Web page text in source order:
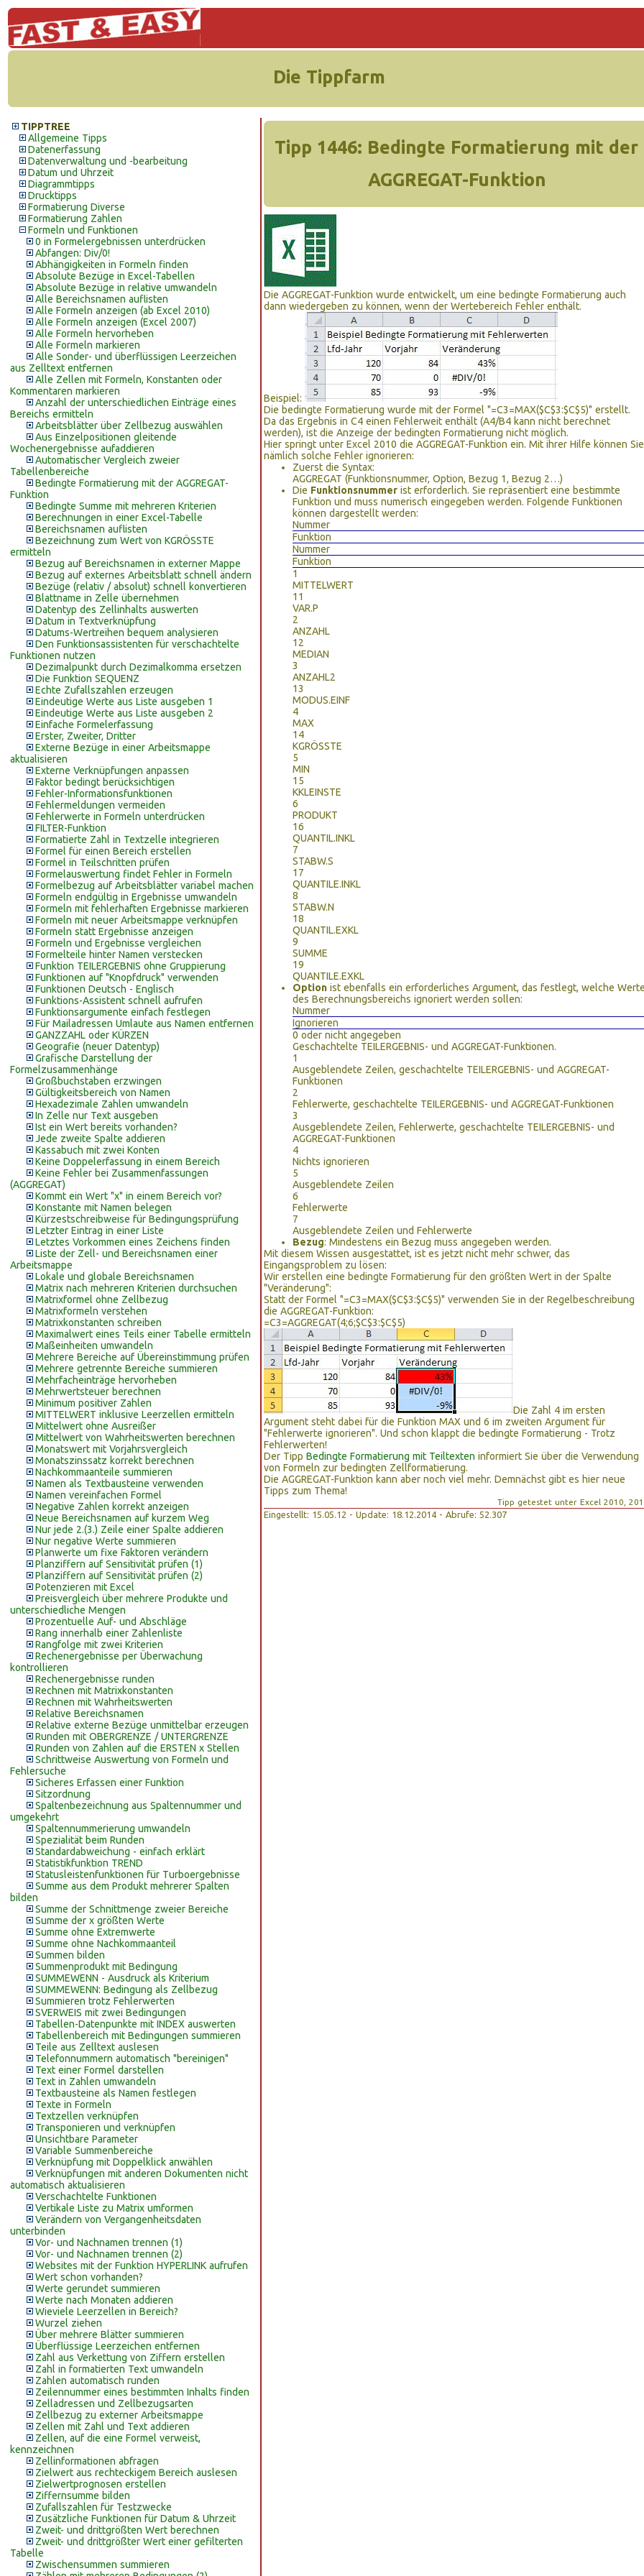
Die Tippfarm
TIPPTREE
Allgemeine Tipps
Datenerfassung
Datenverwaltung und -bearbeitung
Datum und Uhrzeit
Diagrammtipps
Drucktipps
Formatierung Diverse
Formatierung Zahlen
Formeln und Funktionen
0 in Formelergebnissen unterdrücken
Abfangen: Div/0!
Abhängigkeiten in Formeln finden
Absolute Bezüge in Excel-Tabellen
Absolute Bezüge in relative umwandeln
Alle Bereichsnamen auflisten
Alle Formeln anzeigen (ab Excel 2010)
Alle Formeln anzeigen (Excel 2007)
Alle Formeln hervorheben
Alle Formeln markieren
Alle Sonder- und überflüssigen Leerzeichen
aus Zelltext entfernen
Alle Zellen mit Formeln, Konstanten oder
Kommentaren markieren
Anzahl der unterschiedlichen Einträge eines
Bereichs ermitteln
Arbeitsblätter über Zellbezug auswählen
Aus Einzelpositionen gleitende
Wochenergebnisse aufaddieren
Automatischer Vergleich zweier
Tabellenbereiche
Bedingte Formatierung mit der AGGREGAT-
Funktion
Bedingte Summe mit mehreren Kriterien
Berechnungen in einer Excel-Tabelle
Bereichsnamen auflisten
Bezeichnung zum Wert von KGRÖSSTE
ermitteln
Bezug auf Bereichsnamen in externer Mappe
Bezug auf externes Arbeitsblatt schnell ändern
Bezüge (relativ / absolut) schnell konvertieren
Blattname in Zelle übernehmen
Datentyp des Zellinhalts auswerten
Datum in Textverknüpfung
Datums-Wertreihen bequem analysieren
Den Funktionsassistenten für verschachtelte
Funktionen nutzen
Dezimalpunkt durch Dezimalkomma ersetzen
Die Funktion SEQUENZ
Echte Zufallszahlen erzeugen
Eindeutige Werte aus Liste ausgeben 1
Eindeutige Werte aus Liste ausgeben 2
Einfache Formelerfassung
Erster, Zweiter, Dritter
Externe Bezüge in einer Arbeitsmappe
aktualisieren
Externe Verknüpfungen anpassen
Faktor bedingt berücksichtigen
Fehler-Informationsfunktionen
Fehlermeldungen vermeiden
Fehlerwerte in Formeln unterdrücken
FILTER-Funktion
Formatierte Zahl in Textzelle integrieren
Formel für einen Bereich erstellen
Formel in Teilschritten prüfen
Formelauswertung findet Fehler in Formeln
Formelbezug auf Arbeitsblätter variabel machen
Formeln endgültig in Ergebnisse umwandeln
Formeln mit fehlerhaften Ergebnisse markieren
Formeln mit neuer Arbeitsmappe verknüpfen
Formeln statt Ergebnisse anzeigen
Formeln und Ergebnisse vergleichen
Formelteile hinter Namen verstecken
Funktion TEILERGEBNIS ohne Gruppierung
Funktionen auf "Knopfdruck" verwenden
Funktionen Deutsch - Englisch
Funktions-Assistent schnell aufrufen
Funktionsargumente einfach festlegen
Für Mailadressen Umlaute aus Namen entfernen
GANZZAHL oder KÜRZEN
Geografie (neuer Datentyp)
Grafische Darstellung der
Formelzusammenhänge
Großbuchstaben erzwingen
Gültigkeitsbereich von Namen
Hexadezimale Zahlen umwandeln
In Zelle nur Text ausgeben
Ist ein Wert bereits vorhanden?
Jede zweite Spalte addieren
Kassabuch mit zwei Konten
Keine Doppelerfassung in einem Bereich
Keine Fehler bei Zusammenfassungen
(AGGREGAT)
Kommt ein Wert "x" in einem Bereich vor?
Konstante mit Namen belegen
Kürzestschreibweise für Bedingungsprüfung
Letzter Eintrag in einer Liste
Letztes Vorkommen eines Zeichens finden
Liste der Zell- und Bereichsnamen einer
Arbeitsmappe
Lokale und globale Bereichsnamen
Matrix nach mehreren Kriterien durchsuchen
Matrixformel ohne Zellbezug
Matrixformeln verstehen
Matrixkonstanten schreiben
Maximalwert eines Teils einer Tabelle ermitteln
Maßeinheiten umwandeln
Mehrere Bereiche auf Übereinstimmung prüfen
Mehrere getrennte Bereiche summieren
Mehrfacheinträge hervorheben
Mehrwertsteuer berechnen
Minimum positiver Zahlen
MITTELWERT inklusive Leerzellen ermitteln
Mittelwert ohne Ausreißer
Mittelwert von Wahrheitswerten berechnen
Monatswert mit Vorjahrsvergleich
Monatszinssatz korrekt berechnen
Nachkommaanteile summieren
Namen als Textbausteine verwenden
Namen vereinfachen Formel
Negative Zahlen korrekt anzeigen
Neue Bereichsnamen auf kurzem Weg
Nur jede 2.(3.) Zeile einer Spalte addieren
Nur negative Werte summieren
Planwerte um fixe Faktoren verändern
Planziffern auf Sensitivität prüfen (1)
Planziffern auf Sensitivität prüfen (2)
Potenzieren mit Excel
Preisvergleich über mehrere Produkte und
unterschiedliche Mengen
Prozentuelle Auf- und Abschläge
Rang innerhalb einer Zahlenliste
Rangfolge mit zwei Kriterien
Rechenergebnisse per Überwachung
kontrollieren
Rechenergebnisse runden
Rechnen mit Matrixkonstanten
Rechnen mit Wahrheitswerten
Relative Bereichsnamen
Relative externe Bezüge unmittelbar erzeugen
Runden mit OBERGRENZE / UNTERGRENZE
Runden von Zahlen auf die ERSTEN x Stellen
Schrittweise Auswertung von Formeln und
Fehlersuche
Sicheres Erfassen einer Funktion
Sitzordnung
Spaltenbezeichnung aus Spaltennummer und
umgekehrt
Spaltennummerierung umwandeln
Spezialität beim Runden
Standardabweichung - einfach erklärt
Statistikfunktion TREND
Statusleistenfunktionen für Turboergebnisse
Summe aus dem Produkt mehrerer Spalten
bilden
Summe der Schnittmenge zweier Bereiche
Summe der x größten Werte
Summe ohne Extremwerte
Summe ohne Nachkommaanteil
Summen bilden
Summenprodukt mit Bedingung
SUMMEWENN - Ausdruck als Kriterium
SUMMEWENN: Bedingung als Zellbezug
Summieren trotz Fehlerwerten
SVERWEIS mit zwei Bedingungen
Tabellen-Datenpunkte mit INDEX auswerten
Tabellenbereich mit Bedingungen summieren
Teile aus Zelltext auslesen
Telefonnummern automatisch "bereinigen"
Text einer Formel darstellen
Text in Zahlen umwandeln
Textbausteine als Namen festlegen
Texte in Formeln
Textzellen verknüpfen
Transponieren und verknüpfen
Unsichtbare Parameter
Variable Summenbereiche
Verknüpfung mit Doppelklick anwählen
Verknüpfungen mit anderen Dokumenten nicht
automatisch aktualisieren
Verschachtelte Funktionen
Vertikale Liste zu Matrix umformen
Verändern von Vergangenheitsdaten
unterbinden
Vor- und Nachnamen trennen (1)
Vor- und Nachnamen trennen (2)
Websites mit der Funktion HYPERLINK aufrufen
Wert schon vorhanden?
Werte gerundet summieren
Werte nach Monaten addieren
Wieviele Leerzellen in Bereich?
Wurzel ziehen
Über mehrere Blätter summieren
Überflüssige Leerzeichen entfernen
Zahl aus Verkettung von Ziffern erstellen
Zahl in formatierten Text umwandeln
Zahlen automatisch runden
Zeilennummer eines bestimmten Inhalts finden
Zelladressen und Zellbezugsarten
Zellbezug zu externer Arbeitsmappe
Zellen mit Zahl und Text addieren
Zellen, auf die eine Formel verweist,
kennzeichnen
Zellinformationen abfragen
Zielwert aus rechteckigem Bereich auslesen
Zielwertprognosen erstellen
Ziffernsumme bilden
Zufallszahlen für Testzwecke
Zusätzliche Funktionen für Datum & Uhrzeit
Zweit- und drittgrößten Wert berechnen
Zweit- und drittgrößter Wert einer gefilterten
Tabelle
Zwischensummen summieren
Tipp 1446: Bedingte Formatierung mit der
AGGREGAT-Funktion
Die AGGREGAT-Funktion wurde entwickelt, um eine bedingte Formatierung auch
dann wiedergeben zu können, wenn der Wertebereich Fehler enthält.
Beispiel:
Die bedingte Formatierung wurde mit der Formel "=C3=MAX($C$3:$C$5)" erstellt.
Da das Ergebnis in C4 einen Fehlerweit enthält (A4/B4 kann nicht berechnet
werden), ist die Anzeige der bedingten Formatierung nicht möglich.
Hier springt unter Excel 2010 die AGGREGAT-Funktion ein. Mit ihrer Hilfe können Sie
nämlich solche Fehler ignorieren:
Zuerst die Syntax:
AGGREGAT (Funktionsnummer, Option, Bezug 1, Bezug 2…)
Die Funktionsnummer ist erforderlich. Sie repräsentiert eine bestimmte
Funktion und muss numerisch eingegeben werden. Folgende Funktionen
können dargestellt werden:
Nummer
Funktion
Nummer
Funktion
1
MITTELWERT
11
VAR.P
2
ANZAHL
12
MEDIAN
3
ANZAHL2
13
MODUS.EINF
4
MAX
14
KGRÖSSTE
5
MIN
15
KKLEINSTE
6
PRODUKT
16
QUANTIL.INKL
7
STABW.S
17
QUANTILE.INKL
8
STABW.N
18
QUANTIL.EXKL
9
SUMME
19
QUANTILE.EXKL
Option ist ebenfalls ein erforderliches Argument, das festlegt, welche
des Berechnungsbereichs ignoriert werden sollen:
Nummer
Ignorieren
0 oder nicht angegeben
Geschachtelte TEILERGEBNIS- und AGGREGAT-Funktionen.
1
Ausgeblendete Zeilen, geschachtelte TEILERGEBNIS- und AGGREGAT-
Funktionen
2
Fehlerwerte, geschachtelte TEILERGEBNIS- und AGGREGAT-Funktionen
3
Ausgeblendete Zeilen, Fehlerwerte, geschachtelte TEILERGEBNIS- und
AGGREGAT-Funktionen
4
Nichts ignorieren
5
Ausgeblendete Zeilen
6
Fehlerwerte
7
Ausgeblendete Zeilen und Fehlerwerte
Bezug: Mindestens ein Bezug muss angegeben werden.
Mit diesem Wissen ausgestattet, ist es jetzt nicht mehr schwer, das
Eingangsproblem zu lösen:
Wir erstellen eine bedingte Formatierung für den größten Wert in der Spalte
"Veränderung":
Statt der Formel "=C3=MAX($C$3:$C$5)" verwenden Sie in der Regelbeschreibung
die AGGREGAT-Funktion:
=C3=AGGREGAT(4;6;$C$3:$C$5)
Die Zahl 4 im ersten
Argument steht dabei für die Funktion MAX und 6 im zweiten Argument für
"Fehlerwerte ignorieren". Und schon klappt die bedingte Formatierung - Trotz
Fehlerwerten!
Der Tipp Bedingte Formatierung mit Teiltexten informiert Sie über die Verwendung
von Formeln zur bedingten Zellformatierung.
Die AGGREGAT-Funktion kann aber noch viel mehr. Demnächst gibt es hier neue
Tipps zum Thema!
Tipp getestet unter Excel 2010,
Eingestellt: 15.05.12 - Update: 18.12.2014 - Abrufe: 52.307